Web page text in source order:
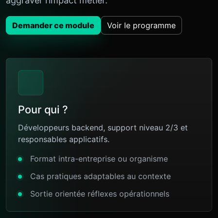
Demander ce module Voir le programme
Pour qui ?
Développeurs backend, support niveau 2/3 et
responsables applicatifs.
Format intra-entreprise ou organisme
Cas pratiques adaptables au contexte
Sortie orientée réflexes opérationnels